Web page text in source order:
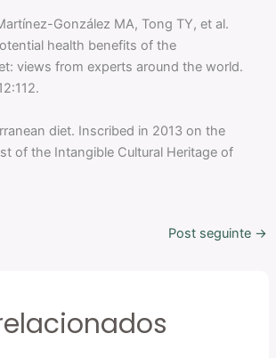
González MA, Tong TY, et al.
health benefits of the
views from experts around the world.
diet. Inscribed in 2013 on the
of the Intangible Cultural Heritage of
Post seguinte →